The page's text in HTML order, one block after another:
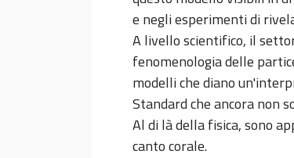
e negli esperimenti di
A livello scientifico, il
fenomenologia delle
modelli che diano
Standard che ancora non
Al di là della fisica, sono
canto corale.